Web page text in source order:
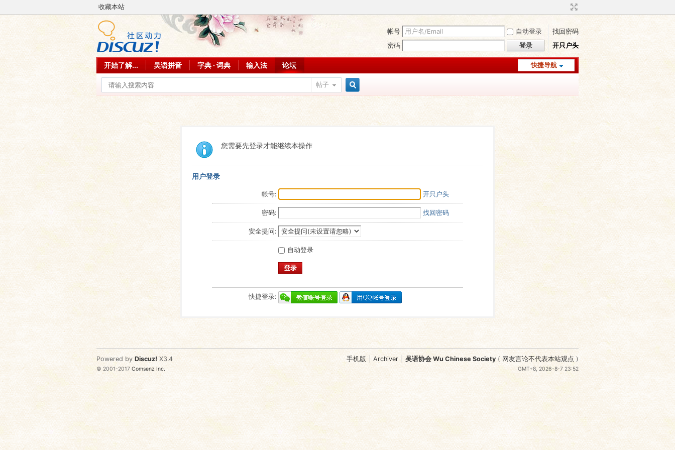
收藏本站
帐号 自动登录
找回密码
密码
登录 开只户头
快捷导航
开始了解... 吴语拼音 字典 · 词典 输入法 论坛
帖子
您需要先登录才能继续本操作
用户登录
帐号: 开只户头
密码: 找回密码
安全提问:
自动登录
登录
快捷登录:
手机版 Archiver 吴语协会 Wu Chinese Society ( 网友言论不代表本站观点 )
GMT+8, 2026-8-7 23:52
Powered by Discuz! X3.4
© 2001-2017Comsenz Inc.